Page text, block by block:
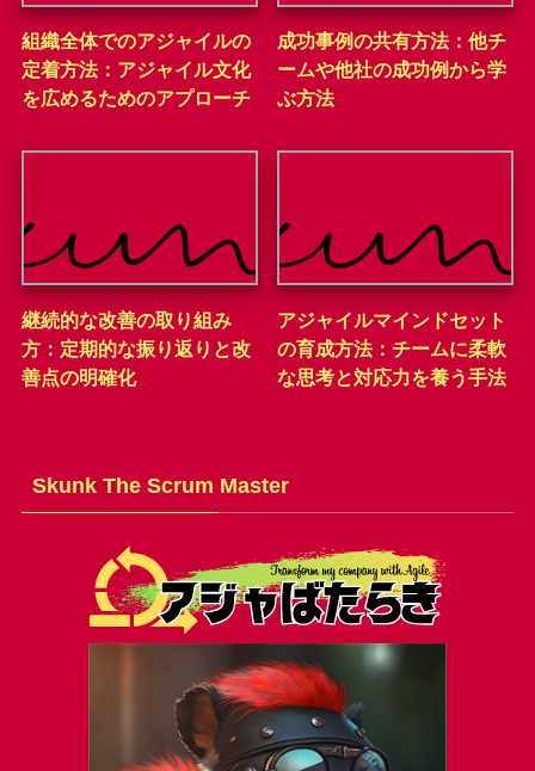
組織全体でのアジャイルの
定着方法：アジャイル文化
を広めるためのアプローチ
成功事例の共有方法：他チ
ームや他社の成功例から学
ぶ方法
継続的な改善の取り組み
方：定期的な振り返りと改
善点の明確化
アジャイルマインドセット
の育成方法：チームに柔軟
な思考と対応力を養う手法
Skunk The Scrum Master